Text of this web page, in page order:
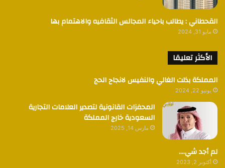
القحطاني : يطالب باحياء المجالس الثقافيه والاهتمام بها
مايو 31, 2024
الأكثر تعليقا
المملكة بذلت الغالي والنفيس لانجاح الحج
يونيو 22, 2024
المحفزات القانونية لتصدير العلامات التجارية
السعودية خارج المملكة
مارس 14, 2025
لم أجد شي….
أكتوبر 2, 2023